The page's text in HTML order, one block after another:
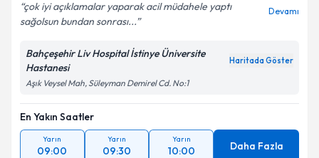
çok iyi açıklamalar yaparak acil müdahele yaptı
sağolsun bundan sonrası...
Devamı
Bahçeşehir Liv Hospital İstinye Üniversite
Hastanesi
Haritada Göster
Aşık Veysel Mah, Süleyman Demirel Cd. No:1
En Yakın Saatler
Yarın
09:00
Yarın
09:30
Yarın
10:00 Daha Fazla